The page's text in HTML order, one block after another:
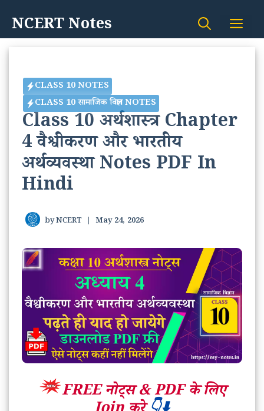
content
NCERT Notes
CLASS 10 NOTES
CLASS 10 सामाजिक विज्ञान NOTES
Class 10 अर्थशास्त्र Chapter
4 वैश्वीकरण और भारतीय
अर्थव्यवस्था Notes PDF In
Hindi
byNCERT | May 24, 2026
FREE नोट्स &PDF के लिए